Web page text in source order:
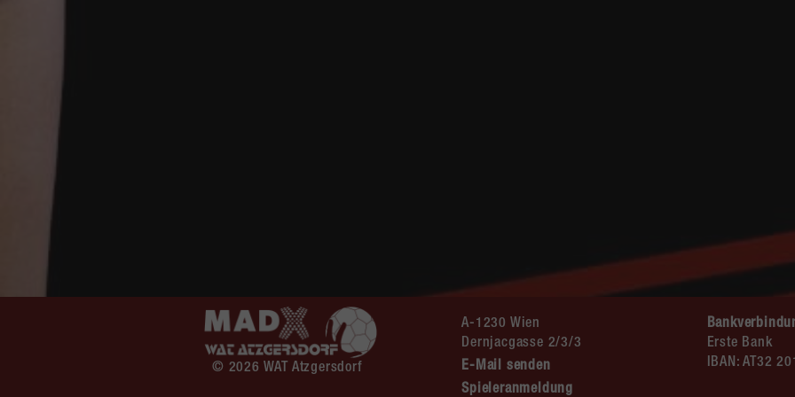
© 2026 WAT Atzgersdorf
A-1230 Wien
Dernjacgasse 2/3/3
E-Mail senden
Spieleranmeldung
Erste Bank
IBAN: AT32